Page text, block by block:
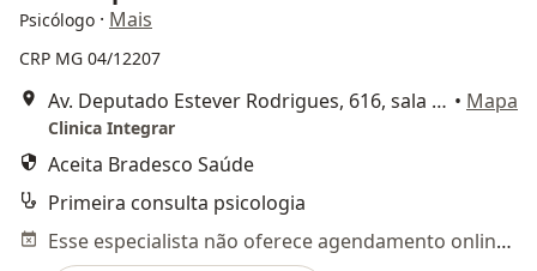
Psicólogo · Mais
CRP MG 04/12207
Av. Deputado Estever Rodrigues, 616, sala 103, Montes Claros • Mapa
Clinica Integrar
Aceita Bradesco Saúde
Primeira consulta psicologia
Esse especialista não oferece agendamento online para esse endereço.